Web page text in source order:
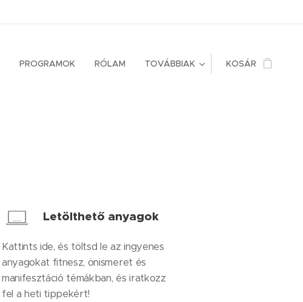
PROGRAMOK RÓLAM TOVÁBBIAK KOSÁR
Letölthető anyagok
Kattints ide, és töltsd le az ingyenes
anyagokat fitnesz, önismeret és
manifesztáció témákban, és iratkozz
fel a heti tippekért!